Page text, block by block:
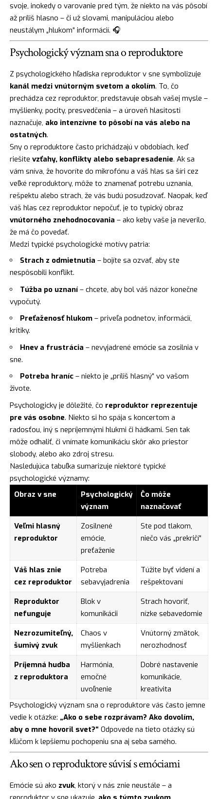
svoje, inokedy o varovanie pred tým, že niekto na vás pôsobí
až príliš hlasno – či už slovami, manipuláciou alebo
neustálym „hlukom“ informácií. 🎧
Psychologický význam sna o reproduktore
Z psychologického hľadiska reproduktor v sne symbolizuje
kanál medzi vnútorným svetom a okolím. To, čo
prechádza cez reproduktor, predstavuje obsah vašej mysle –
myšlienky, pocity, presvedčenia – a úroveň hlasitosti
naznačuje, ako intenzívne to pôsobí na vás alebo na
ostatných.
Sny o reproduktore často prichádzajú v obdobiach, keď
riešite vzťahy, konflikty alebo sebapresadenie. Ak sa
vám sníva, že hovoríte do mikrofónu a váš hlas sa šíri cez
veľké reproduktory, môže to znamenať potrebu uznania,
rešpektu alebo strach, že vás budú posudzovať. Naopak, keď
váš hlas cez reproduktor nepočuť, je to typický obraz
vnútorného znehodnocovania – ako keby vaše ja neverilo,
že má čo povedať.
Medzi typické psychologické motívy patria:
Strach z odmietnutia – bojíte sa ozvať, aby ste
nespôsobili konflikt.
Túžba po uznaní– chcete, aby bol váš názor konečne
vypočutý.
Preťaženosť hlukom – priveľa podnetov, informácií,
kritiky.
Hnev a frustrácia – nevyjadrené emócie sa zosilnia v
sne.
Potreba hraníc – niekto je „príliš hlasný“ vo vašom
živote.
Psychologicky je dôležité, čo reproduktor reprezentuje
pre vás osobne. Niekto si ho spája s koncertom a
radosťou, iný s nepríjemnými hlukmi či hádkami. Sen tak
môže odhaliť, či vnímate komunikáciu skôr ako priestor
slobody, alebo ako zdroj stresu.
Nasledujúca tabuľka sumarizuje niektoré typické
psychologické významy:
Obraz v sne
Psychologický
význam
Čo môže
naznačovať
Veľmi hlasný
reproduktor
Zosilnené
emócie,
preťaženie
Ste pod tlakom,
niečo vás „prekričí“
Váš hlas znie
cez reproduktor
Potreba
sebavyjadrenia
Túžite byť videní a
rešpektovaní
Reproduktor
nefunguje
Blok v
komunikácii
Strach hovoriť,
nízke sebavedomie
Nezrozumiteľný,
šumivý zvuk
Chaos v
myšlienkach
Vnútorný zmätok,
nerozhodnosť
Príjemná hudba
z reproduktora
Harmónia,
emočné
uvoľnenie
Dobré nastavenie
komunikácie,
kreativita
Psychologický význam sna o reproduktore vás často jemne
vedie k otázke: „Ako o sebe rozprávam? Ako dovolím,
aby o mne hovoril svet?“ Odpovede na tieto otázky sú
kľúčom k lepšiemu pochopeniu sna aj seba samého.
Ako sen o reproduktore súvisí s emóciami
Emócie sú ako zvuk, ktorý v nás znie neustále – a